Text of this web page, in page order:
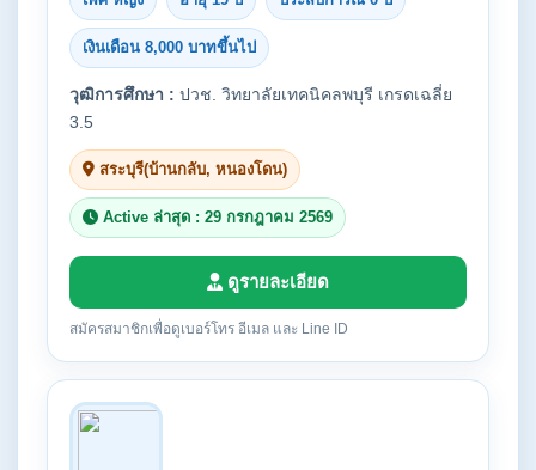
เงินเดือน 8,000 บาทขึ้นไป
วุฒิการศึกษา : ปวช. วิทยาลัยเทคนิคลพบุรี เกรดเฉลี่ย
3.5
สระบุรี(บ้านกลับ, หนองโดน)
Active ล่าสุด : 29 กรกฎาคม 2569
ดูรายละเอียด
สมัครสมาชิกเพื่อดูเบอร์โทร อีเมล และ Line ID